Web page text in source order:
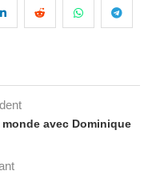
avec Dominique